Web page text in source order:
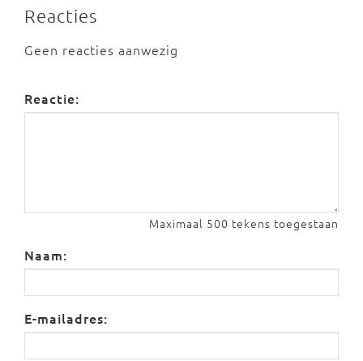
Reacties
Geen reacties aanwezig
Reactie:
Maximaal 500 tekens toegestaan
Naam:
E-mailadres: